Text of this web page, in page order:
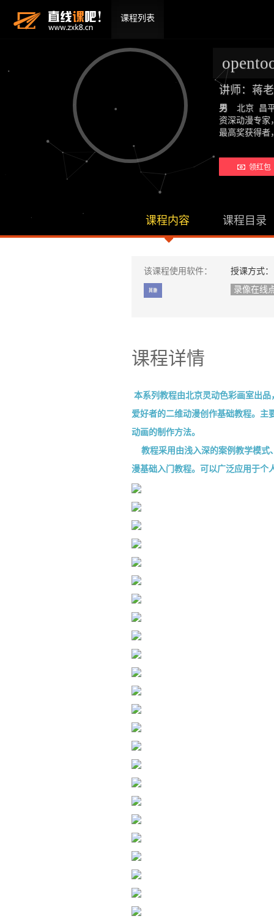
课程列表
讲师：蒋
男
北京 昌
资深动漫专家
最高奖获得者
领红包
课程内容 课程目录
该课程使用软件：
授课方式：
录像在线
课程详情
本系列教程由北京灵动色彩画室出
爱好者的二维动漫创作基础教程。主
动画的制作方法。
教程采用由浅入深的案例教学模式
漫基础入门教程。可以广泛应用于个